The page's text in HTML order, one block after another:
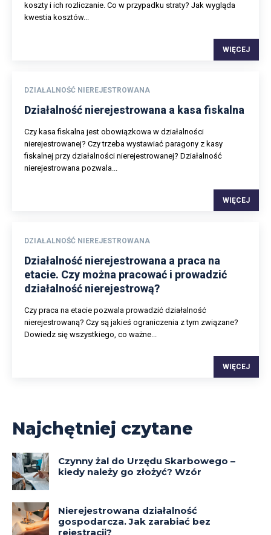
koszty i ich rozliczanie. Co w przypadku straty? Jak wygląda
kwestia kosztów...
WIĘCEJ
DZIAŁALNOŚĆ NIEREJESTROWANA
Działalność nierejestrowana a kasa fiskalna
Czy kasa fiskalna jest obowiązkowa w działalności
nierejestrowanej? Czy trzeba wystawiać paragony z kasy
fiskalnej przy działalności nierejestrowanej? Działalność
nierejestrowana pozwala...
WIĘCEJ
DZIAŁALNOŚĆ NIEREJESTROWANA
Działalność nierejestrowana a praca na
etacie. Czy można pracować i prowadzić
działalność nierejestrową?
Czy praca na etacie pozwala prowadzić działalność
nierejestrowaną? Czy są jakieś ograniczenia z tym związane?
Dowiedz się wszystkiego, co ważne...
WIĘCEJ
Najchętniej czytane
Czynny żal do Urzędu Skarbowego –
kiedy należy go złożyć? Wzór
Nierejestrowana działalność
gospodarcza. Jak zarabiać bez
rejestracji?